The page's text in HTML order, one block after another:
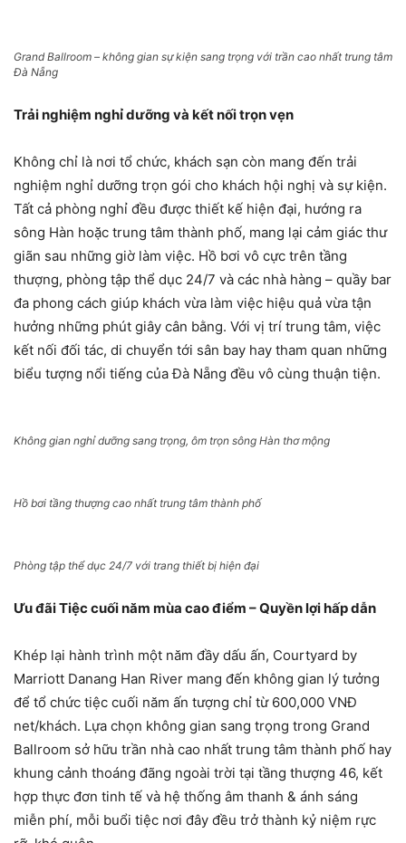
Grand Ballroom – không gian sự kiện sang trọng với trần cao nhất trung tâm
Đà Nẵng
Trải nghiệm nghỉ dưỡng và kết nối trọn vẹn
Không chỉ là nơi tổ chức, khách sạn còn mang đến trải
nghiệm nghỉ dưỡng trọn gói cho khách hội nghị và sự kiện.
Tất cả phòng nghỉ đều được thiết kế hiện đại, hướng ra
sông Hàn hoặc trung tâm thành phố, mang lại cảm giác thư
giãn sau những giờ làm việc. Hồ bơi vô cực trên tầng
thượng, phòng tập thể dục 24/7 và các nhà hàng – quầy bar
đa phong cách giúp khách vừa làm việc hiệu quả vừa tận
hưởng những phút giây cân bằng. Với vị trí trung tâm, việc
kết nối đối tác, di chuyển tới sân bay hay tham quan những
biểu tượng nổi tiếng của Đà Nẵng đều vô cùng thuận tiện.
Không gian nghỉ dưỡng sang trọng, ôm trọn sông Hàn thơ mộng
Hồ bơi tầng thượng cao nhất trung tâm thành phố
Phòng tập thể dục 24/7 với trang thiết bị hiện đại
Ưu đãi Tiệc cuối năm mùa cao điểm – Quyền lợi hấp dẫn
Khép lại hành trình một năm đầy dấu ấn, Courtyard by
Marriott Danang Han River mang đến không gian lý tưởng
để tổ chức tiệc cuối năm ấn tượng chỉ từ 600,000 VNĐ
net/khách. Lựa chọn không gian sang trọng trong Grand
Ballroom sở hữu trần nhà cao nhất trung tâm thành phố hay
khung cảnh thoáng đãng ngoài trời tại tầng thượng 46, kết
hợp thực đơn tinh tế và hệ thống âm thanh & ánh sáng
miễn phí, mỗi buổi tiệc nơi đây đều trở thành kỷ niệm rực